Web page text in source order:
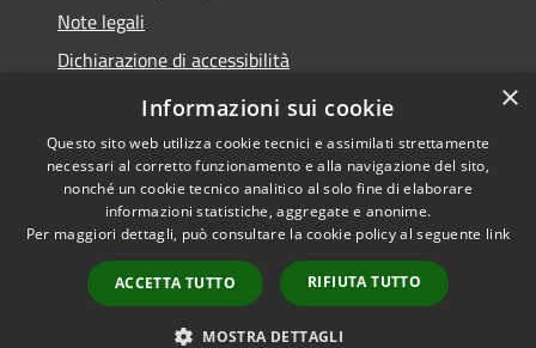
Note legali
Dichiarazione di accessibilità
Piano di miglioramento del sito
Accessibilità
Copyright © 2026 • Comune di
Dalmine • Powered by
Municipium•
Accesso
redazione
×
Informazioni sui cookie
Questo sito web utilizza cookie tecnici e assimilati strettamente
necessari al corretto funzionamento e alla navigazione del sito,
nonché un cookie tecnico analitico al solo fine di elaborare
informazioni statistiche, aggregate e anonime.
Per maggiori dettagli, può consultare la cookie policy al seguente link
ACCETTA TUTTO RIFIUTA TUTTO
MOSTRA DETTAGLI